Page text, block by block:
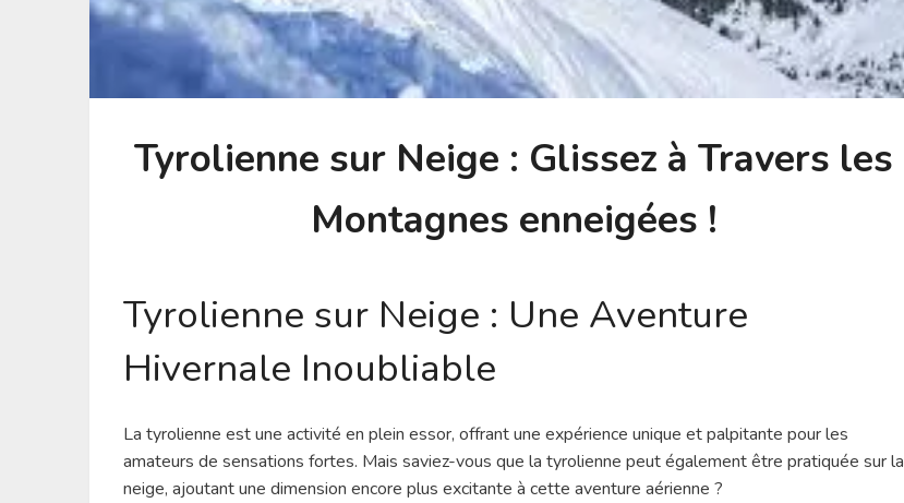
Tyrolienne sur Neige : Glissez à Travers les
Montagnes enneigées !
Tyrolienne sur Neige : Une Aventure
Hivernale Inoubliable
La tyrolienne est une activité en plein essor, offrant une expérience unique et palpitante pour les
amateurs de sensations fortes. Mais saviez-vous que la tyrolienne peut également être pratiquée sur la
neige, ajoutant une dimension encore plus excitante à cette aventure aérienne ?